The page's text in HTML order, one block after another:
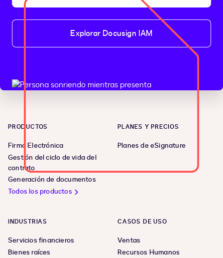
Explorar Docusign IAM
PRODUCTOS
Firma Electrónica
Gestión del ciclo de vida del
contrato
Generación de documentos
Todos los productos
PLANES Y PRECIOS
Planes de eSignature
INDUSTRIAS
Servicios financieros
Bienes raíces
CASOS DE USO
Ventas
Recursos Humanos